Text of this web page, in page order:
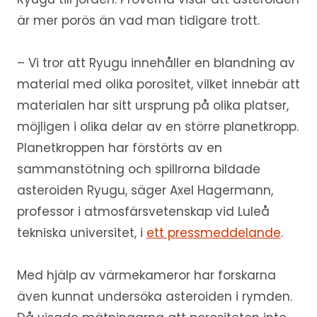
är mer porös än vad man tidigare trott.
– Vi tror att Ryugu innehåller en blandning av
material med olika porositet, vilket innebär att
materialen har sitt ursprung på olika platser,
möjligen i olika delar av en större planetkropp.
Planetkroppen har förstörts av en
sammanstötning och spillrorna bildade
asteroiden Ryugu, säger Axel Hagermann,
professor i atmosfärsvetenskap vid Luleå
tekniska universitet, i ett pressmeddelande.
Med hjälp av värmekameror har forskarna
även kunnat undersöka asteroiden i rymden.